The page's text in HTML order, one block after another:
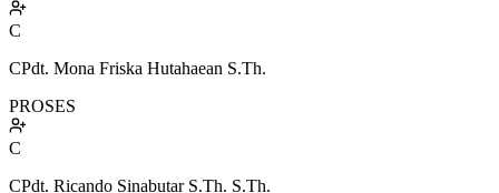
C
CPdt. Mona Friska Hutahaean S.Th.
PROSES
C
CPdt. Ricando Sinabutar S.Th. S.Th.